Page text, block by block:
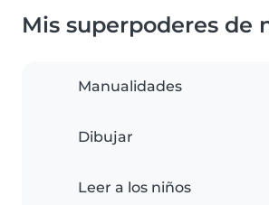
Mis superpoderes de
Manualidades
Dibujar
Leer a los niños